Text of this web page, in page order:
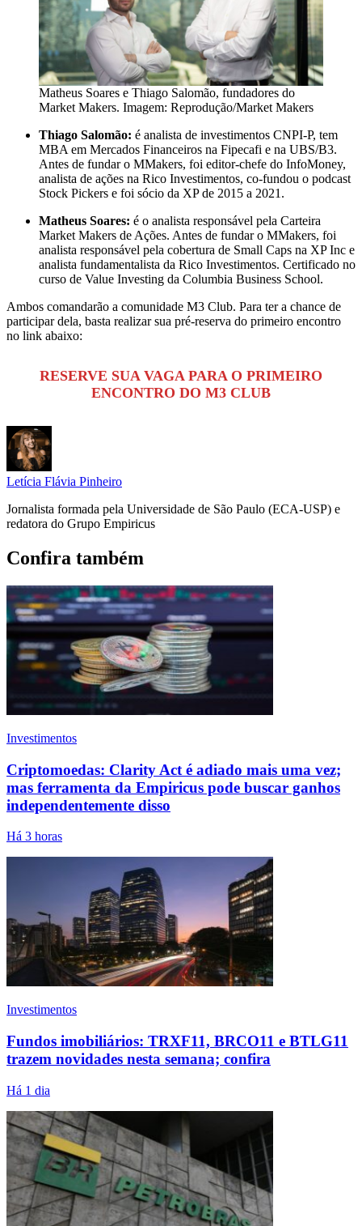
Matheus Soares e Thiago Salomão, fundadores do
Market Makers. Imagem: Reprodução/Market Makers
Thiago Salomão: é analista de investimentos CNPI-P, tem
MBA em Mercados Financeiros na Fipecafi e na UBS/B3.
Antes de fundar o MMakers, foi editor-chefe do InfoMoney,
analista de ações na Rico Investimentos, co-fundou o podcast
Stock Pickers e foi sócio da XP de 2015 a 2021.
Matheus Soares: é o analista responsável pela Carteira
Market Makers de Ações. Antes de fundar o MMakers, foi
analista responsável pela cobertura de Small Caps na XP Inc e
analista fundamentalista da Rico Investimentos. Certificado no
curso de Value Investing da Columbia Business School.
Ambos comandarão a comunidade M3 Club. Para ter a chance de
participar dela, basta realizar sua pré-reserva do primeiro encontro
no link abaixo:
RESERVE SUA VAGA PARA O PRIMEIRO
ENCONTRO DO M3 CLUB
Letícia Flávia Pinheiro
Jornalista formada pela Universidade de São Paulo (ECA-USP) e
redatora do Grupo Empiricus
Confira também
Investimentos
Criptomoedas: Clarity Act é adiado mais uma vez;
mas ferramenta da Empiricus pode buscar ganhos
independentemente disso
Há 3 horas
Investimentos
Fundos imobiliários: TRXF11, BRCO11 e BTLG11
trazem novidades nesta semana; confira
Há 1 dia